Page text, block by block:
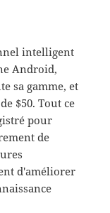
intelligent
Android,
sa gamme, et
$50. Tout ce
pour
de
d'améliorer